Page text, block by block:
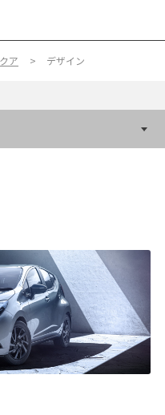
ア デザイン